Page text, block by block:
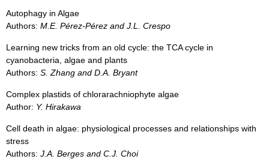
Autophagy in Algae
Authors: M.E. Pérez-Pérez and J.L. Crespo
Learning new tricks from an old cycle: the TCA cycle in
cyanobacteria, algae and plants
Authors: S. Zhang and D.A. Bryant
Complex plastids of chlorarachniophyte algae
Author: Y. Hirakawa
Cell death in algae: physiological processes and relationships with
stress
Authors: J.A. Berges and C.J. Choi